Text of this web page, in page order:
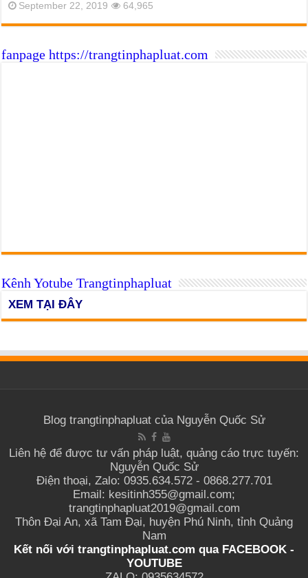
September 22, 2019 64,965
fanpage https://trangtinphapluat.com
Kênh Yotube Trangtinphapluat
XEM TẠI ĐÂY
Blog trangtinphapluat của Nguyễn Quốc Sử
Liên hệ để được tư vấn pháp luật, quảng cáo trực tuyến:
Nguyễn Quốc Sử
Điện thoại, Zalo: 0935.634.572 - 0868.277.701
Email: kesitinh355@gmail.com;
trangtinphapluat2019@gmail.com
Thôn Đại An, xã Tam Đại, huyện Phú Ninh, tỉnh Quảng
Nam
Kết nối với trangtinphapluat.com quaFACEBOOK -
YOUTUBE